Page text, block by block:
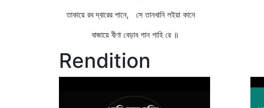
তাকায়ে রব দ্বারের পানে, সে তানখানি লইয়া কানে
বাজায়ে বীণা বেড়াব গান গাহি রে ॥
Rendition